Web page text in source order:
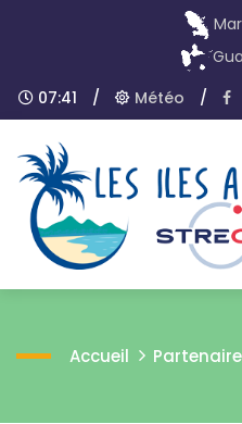
07:41
/ Météo /
Accueil Partenaire